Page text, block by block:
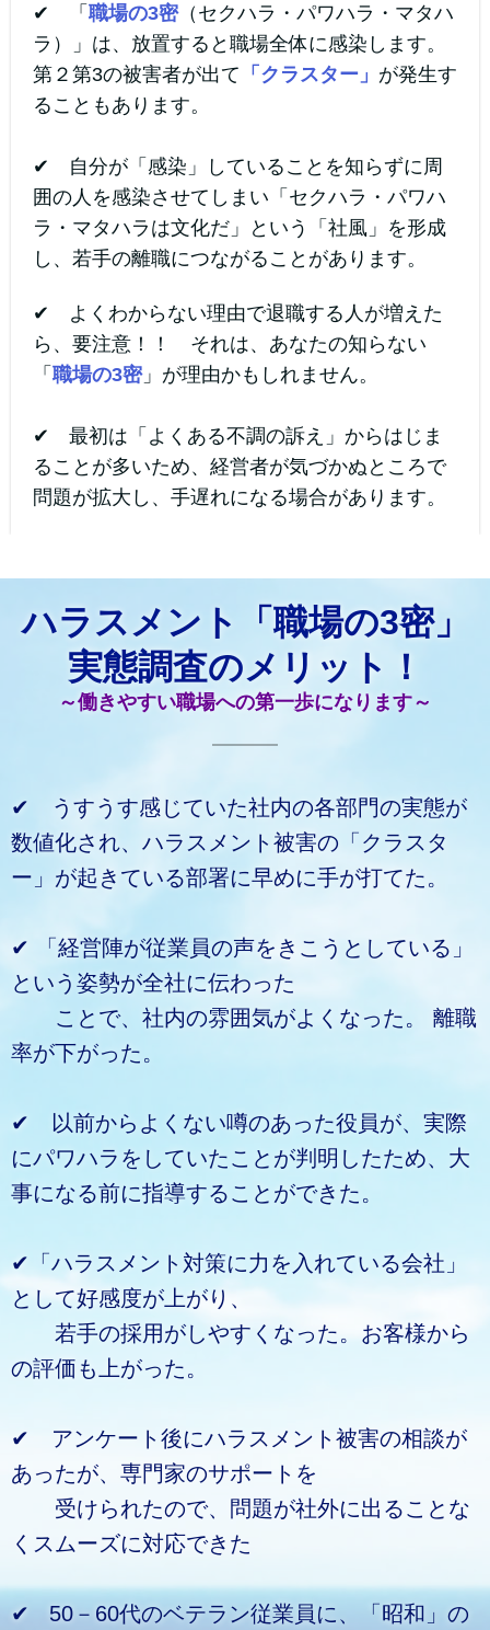
✔ 「 職場の3密（セクハラ・パワハラ・マタハ
ラ）」は、放置すると職場全体に感染します。
第２第3の被害者が出て 「クラスター」 が発生す
ることもあります。
✔ 自分が「感染」していることを知らずに周
囲の人を感染させてしまい「セクハラ・パワハ
ラ・マタハラは文化だ」という「社風」を形成
し、若手の離職につながることがあります。
✔ よくわからない理由で退職する人が増えた
ら、要注意！！ それは、あなたの知らない
「 職場の3密」が理由かもしれません。
✔ 最初は「よくある不調の訴え」からはじま
ることが多いため、経営者が気づかぬところで
問題が拡大し、手遅れになる場合があります。
ハラスメント「職場の3密」
実態調査のメリット！
～働きやすい職場への第一歩になります～
✔ うすうす感じていた社内の各部門の実態が
数値化され、ハラスメント被害の「クラスタ
ー」が起きている部署に早めに手が打てた。
✔ 「経営陣が従業員の声をきこうとしている」
という姿勢が全社に伝わった
ことで、社内の雰囲気がよくなった。 離職
率が下がった。
✔ 以前からよくない噂のあった役員が、実際
にパワハラをしていたことが判明したため、大
事になる前に指導することができた。
✔「ハラスメント対策に力を入れている会社」
として好感度が上がり、
若手の採用がしやすくなった。お客様から
の評価も上がった。
✔ アンケート後にハラスメント被害の相談が
あったが、専門家のサポートを
受けられたので、問題が社外に出ることな
くスムーズに対応できた
✔ 50－60代のベテラン従業員に、「昭和」の